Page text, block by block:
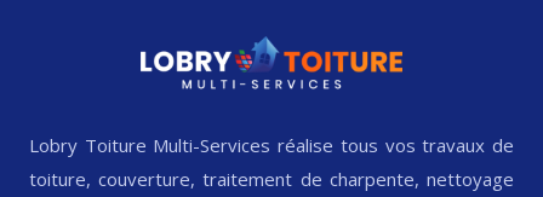
Lobry Toiture Multi-Services réalise tous vos travaux de
toiture, couverture, traitement de charpente, nettoyage